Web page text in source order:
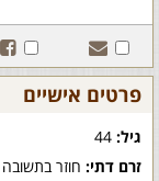
פרטים אישיים
גיל:
זרם דתי: חוזר בתשובה